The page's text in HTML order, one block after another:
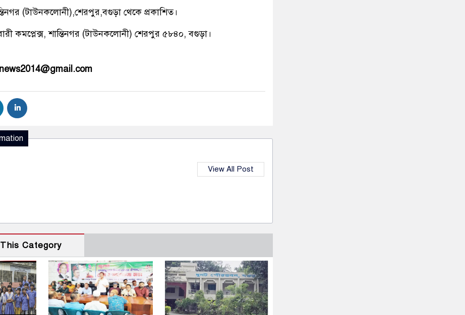
(টাউনকলোনী),শেরপুর,বগুড়া থেকে প্রকাশিত।
কমপ্লেক্স, শান্তিনগর (টাউনকলোনী) শেরপুর ৫৮৪০, বগুড়া।
View All Post
Category